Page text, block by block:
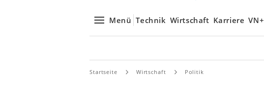
Menü Technik Wirtschaft Karriere VN+
Startseite Wirtschaft Politik